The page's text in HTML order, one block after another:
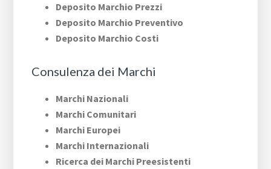
Deposito Marchio Prezzi
Deposito Marchio Preventivo
Deposito Marchio Costi
Consulenza dei Marchi
Marchi Nazionali
Marchi Comunitari
Marchi Europei
Marchi Internazionali
Ricerca dei Marchi Preesistenti